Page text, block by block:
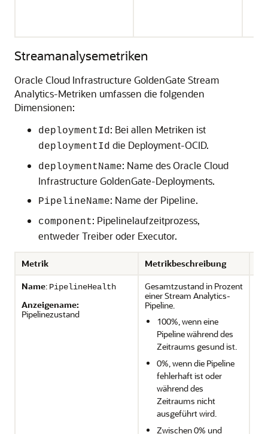
Streamanalysemetriken
Oracle Cloud Infrastructure GoldenGate Stream
Analytics-Metriken umfassen die folgenden
Dimensionen:
deploymentId: Bei allen Metriken ist
deploymentId die Deployment-OCID.
deploymentName: Name desOracle Cloud
Infrastructure GoldenGate-Deployments.
PipelineName: Name der Pipeline.
component: Pipelinelaufzeitprozess,
entweder Treiber oder Executor.
Metrik Metrikbeschreibung
Name: PipelineHealth
Anzeigename:
Pipelinezustand
Gesamtzustand in Prozent
einer Stream Analytics-
Pipeline.
100%, wenn eine
Pipeline während des
Zeitraums gesund ist.
0%, wenn die Pipeline
fehlerhaft ist oder
während des
Zeitraums nicht
ausgeführt wird.
Zwischen 0% und